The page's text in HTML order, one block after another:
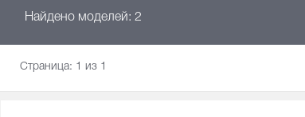
Найдено моделей: 2
Страница: 1 из 1